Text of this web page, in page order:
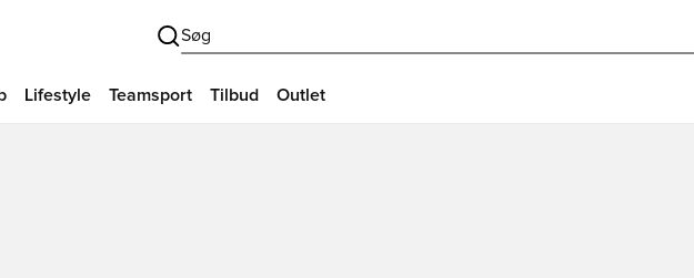
Søg
Lifestyle Teamsport Tilbud Outlet